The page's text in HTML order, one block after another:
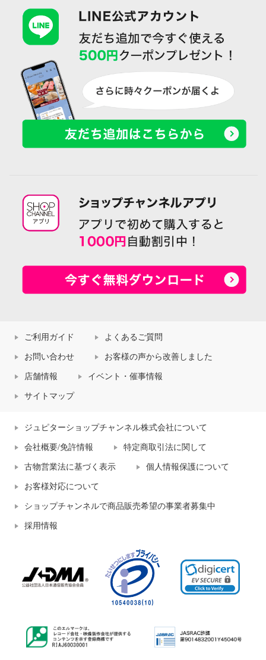
ご利用ガイド よくあるご質問
お問い合わせ お客様の声から改善しました
店舗情報 イベント・催事情報
サイトマップ
ジュピターショップチャンネル株式会社について
会社概要/免許情報 特定商取引法に関して
古物営業法に基づく表示 個人情報保護について
お客様対応について
ショップチャンネルで商品販売希望の事業者募集中
採用情報